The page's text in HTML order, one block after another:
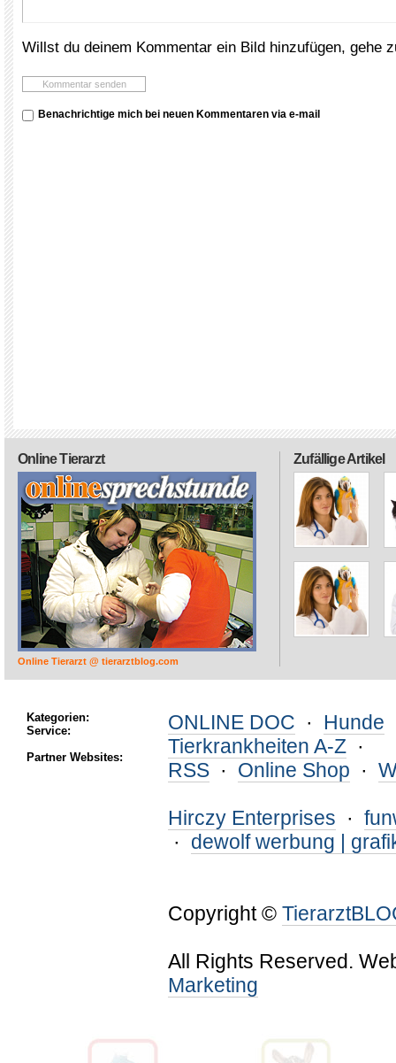
Willst du deinem Kommentar ein Bild hinzufügen, gehe
Benachrichtige mich bei neuen Kommentaren via e-mail
Zufällige Artikel
Online Tierarzt
Online Tierarzt @ tierarztblog.com
Kategorien:
Service:
Partner Websites:
ONLINE DOC · Hunde
Tierkrankheiten A-Z ·
RSS · Online Shop ·
Hirczy Enterprises ·
· dewolf werbung |
Copyright ©
All Rights Reserved.
Marketing